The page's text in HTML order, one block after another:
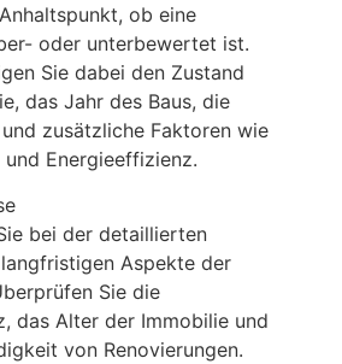
ob eine
oder unterbewertet ist.
Sie dabei den Zustand
das Jahr des Baus, die
zusätzliche Faktoren wie
Energieeffizienz.
bei der detaillierten
Aspekte der
Sie die
das Alter der Immobilie und
von Renovierungen.